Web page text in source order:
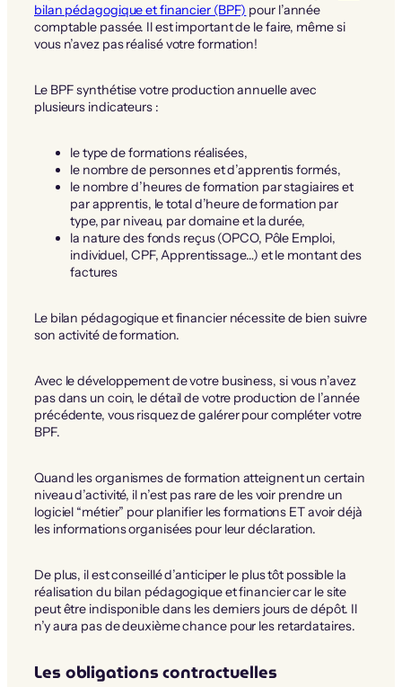
bilan pédagogique et financier (BPF) pour l’année
comptable passée. Il est important de le faire, même si
vous n’avez pas réalisé votre formation!
Le BPF synthétise votre production annuelle avec
plusieurs indicateurs :
le type de formations réalisées,
le nombre de personnes et d’apprentis formés,
le nombre d’heures de formation par stagiaires et
par apprentis, le total d’heure de formation par
type, par niveau, par domaine et la durée,
la nature des fonds reçus (OPCO, Pôle Emploi,
individuel, CPF, Apprentissage…) et le montant des
factures
Le bilan pédagogique et financier nécessite de bien suivre
son activité de formation.
Avec le développement de votre business, si vous n’avez
pas dans un coin, le détail de votre production de l’année
précédente, vous risquez de galérer pour compléter votre
BPF.
Quand les organismes de formation atteignent un certain
niveau d’activité, il n’est pas rare de les voir prendre un
logiciel “métier” pour planifier les formations ET avoir déjà
les informations organisées pour leur déclaration.
De plus, il est conseillé d’anticiper le plus tôt possible la
réalisation du bilan pédagogique et financier car le site
peut être indisponible dans les derniers jours de dépôt. Il
n’y aura pas de deuxième chance pour les retardataires.
Les obligations contractuelles